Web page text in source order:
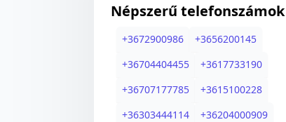
Népszerű telefonszámok
+3672900986 +3656200145
+36704404455 +3617733190
+36707177785 +3615100228
+36303444114 +36204000909